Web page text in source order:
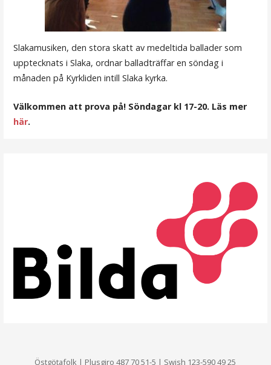
Slakamusiken, den stora skatt av medeltida ballader som
upptecknats i Slaka, ordnar balladträffar en söndag i
månaden på Kyrkliden intill Slaka kyrka.
Välkommen att prova på! Söndagar kl 17-20. Läs mer
här.
Östgötafolk | Plusgiro 487 70 51-5 | Swish 123-590 49 25